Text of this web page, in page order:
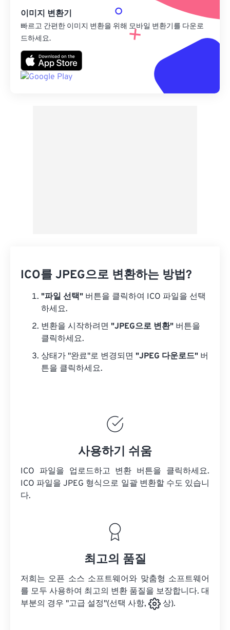
이미지 변환기
빠르고 간편한 이미지 변환을 위해 모바일 변환기를 다운로
드하세요.
ICO를 JPEG으로 변환하는 방법?
"파일 선택" 버튼을 클릭하여 ICO 파일을 선택
하세요.
변환을 시작하려면 "JPEG으로 변환" 버튼을
클릭하세요.
상태가 "완료"로 변경되면 "JPEG 다운로드" 버
튼을 클릭하세요.
사용하기 쉬움
ICO 파일을 업로드하고 변환 버튼을 클릭하세요.
ICO 파일을 JPEG 형식으로 일괄 변환할 수도 있습니
다.
최고의 품질
저희는 오픈 소스 소프트웨어와 맞춤형 소프트웨어
를 모두 사용하여 최고의 변환 품질을 보장합니다. 대
부분의 경우 "고급 설정"(선택 사항,
상).